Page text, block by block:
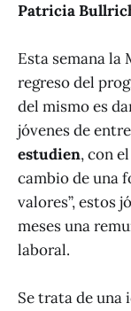
Patricia
Esta semana la
regreso del
del mismo es
jóvenes de entre
estudien, con
cambio de una
valores”, estos
meses una
laboral.
Se trata de una